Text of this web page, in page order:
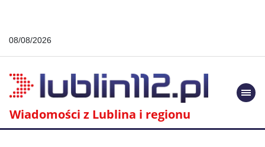
08/08/2026
Wiadomości z Lublina i regionu